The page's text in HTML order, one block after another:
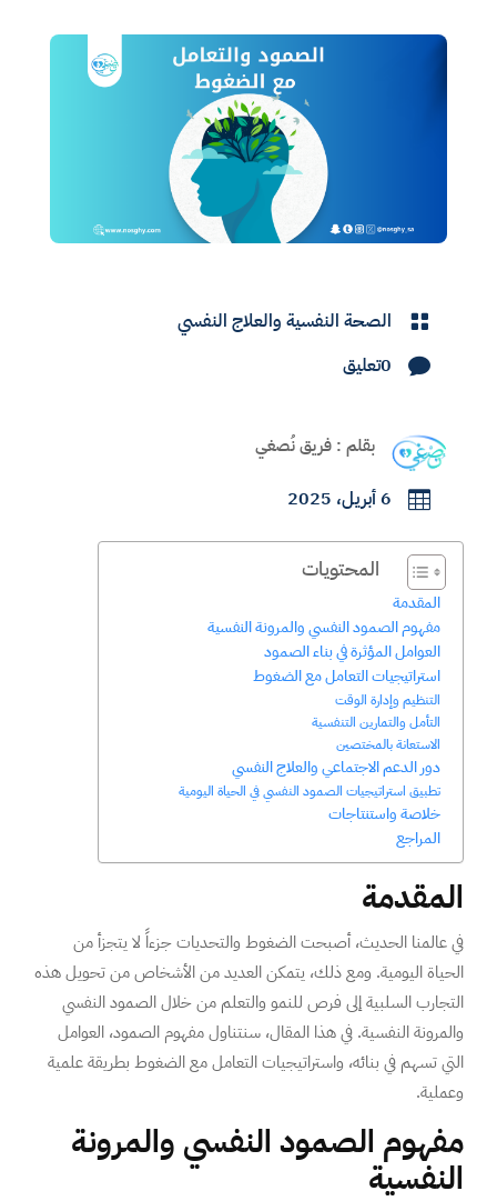
 الصحة النفسية والعلاج النفسي
 0تعليق
بقلم : فريق نُصغي
 6 أبريل، 2025
المحتويات
المقدمة
مفهوم الصمود النفسي والمرونة النفسية
العوامل المؤثرة في بناء الصمود
استراتيجيات التعامل مع الضغوط
التنظيم وإدارة الوقت
التأمل والتمارين التنفسية
الاستعانة بالمختصين
دور الدعم الاجتماعي والعلاج النفسي
تطبيق استراتيجيات الصمود النفسي في الحياة اليومية
خلاصة واستنتاجات
المراجع
المقدمة
في عالمنا الحديث، أصبحت الضغوط والتحديات جزءاً لا يتجزأ من
الحياة اليومية. ومع ذلك، يتمكن العديد من الأشخاص من تحويل هذه
التجارب السلبية إلى فرص للنمو والتعلم من خلال الصمود النفسي
والمرونة النفسية. في هذا المقال، سنتناول مفهوم الصمود، العوامل
التي تسهم في بنائه، واستراتيجيات التعامل مع الضغوط بطريقة علمية
وعملية.
مفهوم الصمود النفسي والمرونة
النفسية